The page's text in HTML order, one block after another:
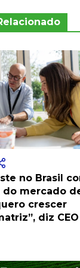
no Brasil
mercado
crescer
diz CEO